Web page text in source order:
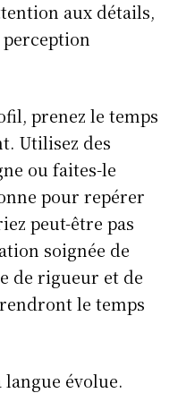
aux détails,
prenez le temps
Utilisez des
ou faites-le
pour repérer
peut-être pas
soignée de
de rigueur et de
le temps
langue évolue.